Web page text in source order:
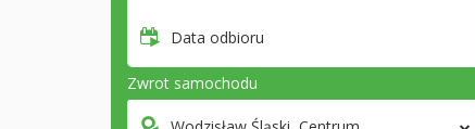
Data odbioru
Zwrot samochodu